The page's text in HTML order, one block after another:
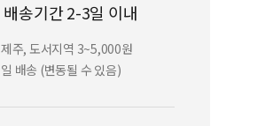
배송기간 2-3일 이내
주, 도서지역 3~5,000원
배송 (변동될 수 있음)